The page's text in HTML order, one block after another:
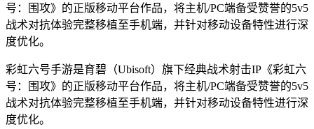
号：围攻》的正版移动平台作品，将主机/PC端备受赞誉的5v5
战术对抗体验完整移植至手机端，并针对移动设备特性进行深
度优化。
彩虹六号手游是育碧（Ubisoft）旗下经典战术射击IP《彩虹六
号：围攻》的正版移动平台作品，将主机/PC端备受赞誉的5v5
战术对抗体验完整移植至手机端，并针对移动设备特性进行深
度优化。